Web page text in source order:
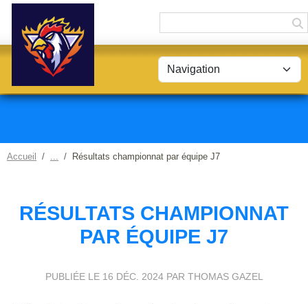
Accueil Résultats championnat par équipe J7
RÉSULTATS CHAMPIONNAT
PAR ÉQUIPE J7
PUBLIÉE LE 16 DÉC. 2024PAR THOMAS GAZEL